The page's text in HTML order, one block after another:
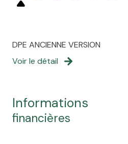
DPE ANCIENNE VERSION
Voir le détail
informations
financières